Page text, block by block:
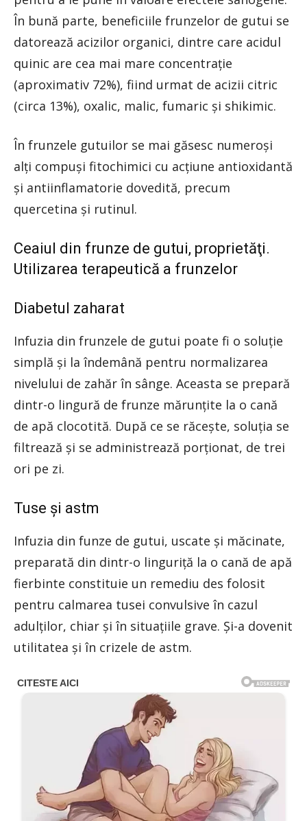
În bună parte, beneficiile frunzelor de gutui se
datorează acizilor organici, dintre care acidul
quinic are cea mai mare concentraţie
(aproximativ 72%), fiind urmat de acizii citric
(circa 13%), oxalic, malic, fumaric şi shikimic.
În frunzele gutuilor se mai găsesc numeroşi
alţi compuşi fitochimici cu acţiune antioxidantă
şi antiinflamatorie dovedită, precum
quercetina şi rutinul.
Ceaiul din frunze de gutui, proprietăţi.
Utilizarea terapeutică a frunzelor
Diabetul zaharat
Infuzia din frunzele de gutui poate fi o soluţie
simplă şi la îndemână pentru normalizarea
nivelului de zahăr în sânge. Aceasta se prepară
dintr-o lingură de frunze mărunţite la o cană
de apă clocotită. După ce se răceşte, soluţia se
filtrează şi se administrează porţionat, de trei
ori pe zi.
Tuse şi astm
Infuzia din funze de gutui, uscate şi măcinate,
preparată din dintr-o linguriţă la o cană de apă
fierbinte constituie un remediu des folosit
pentru calmarea tusei convulsive în cazul
adulţilor, chiar şi în situaţiile grave. Şi-a dovenit
utilitatea şi în crizele de astm.